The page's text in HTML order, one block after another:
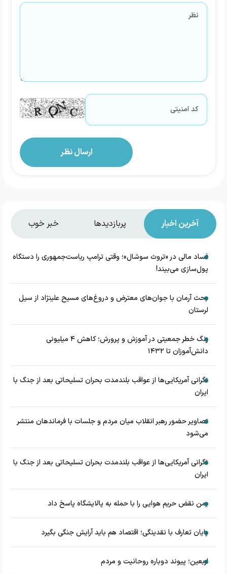
آخرین اخبار پربازدیدها خبر خوب
فساد مالی در «تروث سوشال»؛ وقتی ترامپ ریاست‌جمهوری را دستگاه
پول‌سازی می‌بیند!
بحث آرمان با جوان‌های معترض و دروغ‌های مسیح علینژاد از سیل
لرستان
زنگ خطر جمعیتی در آموزش و پرورش؛ کاهش ۴ میلیونی
دانش‌آموزان تا ۱۴۳۲
نگرانی آمریکایی‌ها از عواقب بلندمدت بحران تسلیحاتی بعد از جنگ با
ایران
تصاویر حضور رهبر انقلاب میان مردم و جلسات با فرماندهان منتشر
می‌شود
نگرانی آمریکایی‌ها از عواقب بلندمدت بحران تسلیحاتی بعد از جنگ با
ایران
یمن نقض حریم هوایی را با حمله به پالایشگاه پاسخ داد
پایان تعارف با نقدینگی؛ اقتصاد هم باید آرایش جنگی بگیرد
اربعین؛ پیوند دوباره روحانیت و مردم